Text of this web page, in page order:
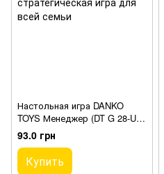
Настольная игра DANKO
TOYS Менеджер (DT G 28-U) -
интересная стратегическая
игра для всей семьи
93.0 грн
Купить